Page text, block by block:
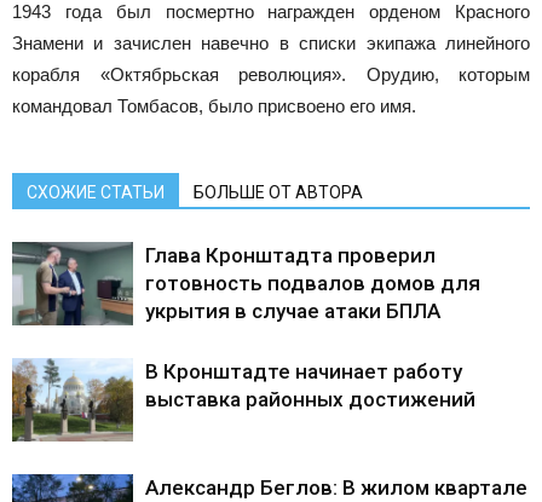
1943 года был посмертно награжден орденом Красного
Знамени и зачислен навечно в списки экипажа линейного
корабля «Октябрьская революция». Орудию, которым
командовал Томбасов, было присвоено его имя.
СХОЖИЕ СТАТЬИ БОЛЬШЕ ОТ АВТОРА
Глава Кронштадта проверил
готовность подвалов домов для
укрытия в случае атаки БПЛА
В Кронштадте начинает работу
выставка районных достижений
Александр Беглов: В жилом квартале